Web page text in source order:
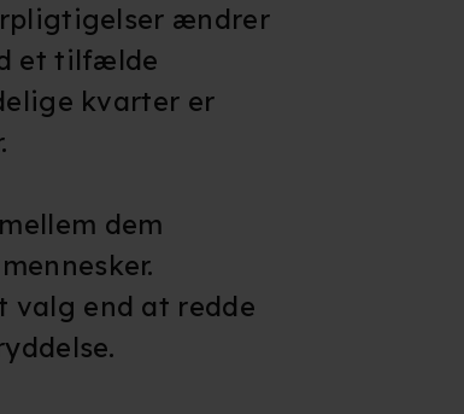
ændrer
et tilfælde
kvarter er
dem
valg end at redde